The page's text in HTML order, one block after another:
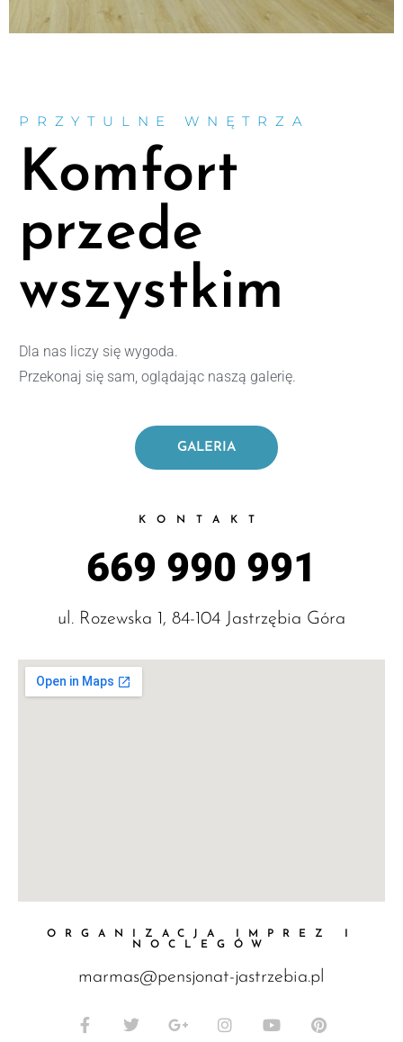
PRZYTULNE WNĘTRZA
Komfort
przede
wszystkim
Dla nas liczy się wygoda.
Przekonaj się sam, oglądając naszą galerię.
GALERIA
KONTAKT
669 990 991
ul. Rozewska 1, 84-104 Jastrzębia Góra
ORGANIZACJA IMPREZ I
NOCLEGÓW
marmas@pensjonat-jastrzebia.pl